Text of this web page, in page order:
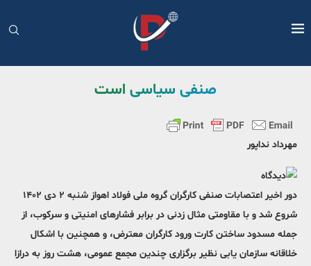
صنفی سیاسی است
مهرداد نداپور
دور اخیر اعتصابات صنفی کارگران گروه ملی فولاد اهواز شنبه ۲ دی ۱۴۰۲
شروع شد و با مقاومتی مثال زدنی در برابر فشارهای امنیتی و سرکوب، از
جمله مسدود ساختن کارت ورود کارگران معترض، و همچنین با اشکال
خلاقانه سازمان یابی نظیر برگزاری چندین مجمع عمومی، هشت روز به درازا